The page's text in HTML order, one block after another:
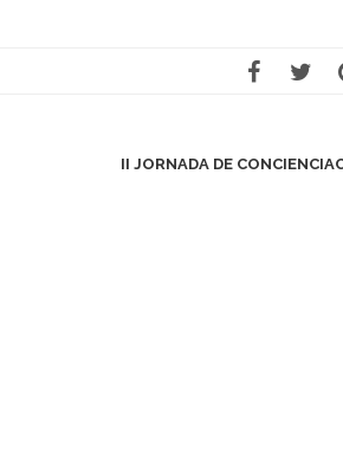
II JORNADA DE